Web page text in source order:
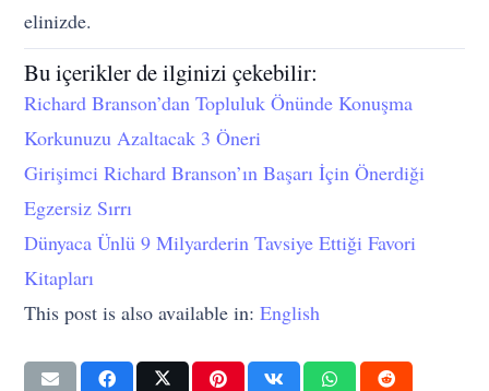
elinizde.
Bu içerikler de ilginizi çekebilir:
Richard Branson’dan Topluluk Önünde Konuşma
Korkunuzu Azaltacak 3 Öneri
Girişimci Richard Branson’ın Başarı İçin Önerdiği
Egzersiz Sırrı
Dünyaca Ünlü 9 Milyarderin Tavsiye Ettiği Favori
Kitapları
This post is also available in:English